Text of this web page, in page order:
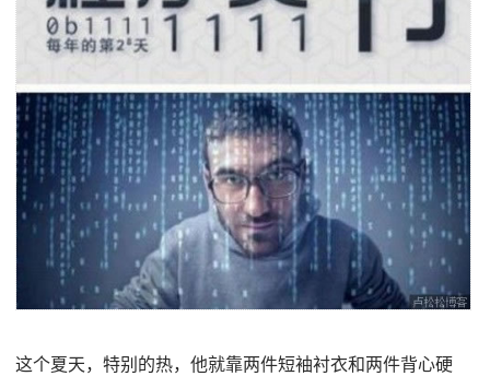
这个夏天，特别的热，他就靠两件短袖衬衣和两件背心硬